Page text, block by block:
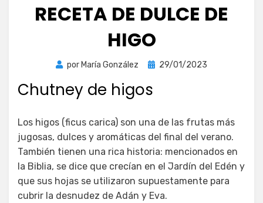
RECETA DE DULCE DE
HIGO
por María González
Publicada
29/01/2023
Chutney de higos
Los higos (ficus carica) son una de las frutas más
jugosas, dulces y aromáticas del final del verano.
También tienen una rica historia: mencionados en
la Biblia, se dice que crecían en el Jardín del Edén y
que sus hojas se utilizaron supuestamente para
cubrir la desnudez de Adán y Eva.